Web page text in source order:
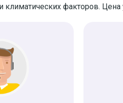
факторов. Цена